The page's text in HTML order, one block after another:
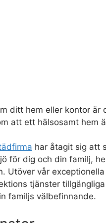
ditt hem eller kontor är
att ett hälsosamt hem
har åtagit sig att
för dig och din familj,
Utöver vår
tjänster
familjs välbefinnande.